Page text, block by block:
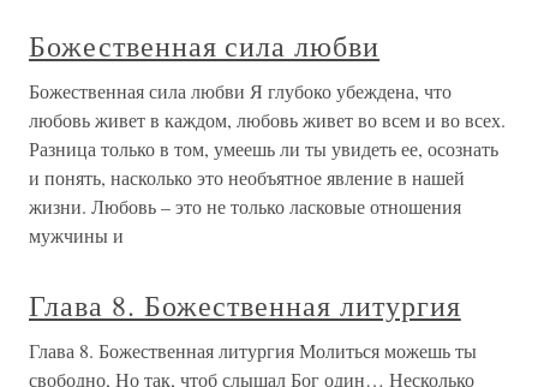
Божественная сила любви
Божественная сила любви Я глубоко убеждена, что
любовь живет в каждом, любовь живет во всем и во всех.
Разница только в том, умеешь ли ты увидеть ее, осознать
и понять, насколько это необъятное явление в нашей
жизни. Любовь – это не только ласковые отношения
мужчины и
Глава 8. Божественная литургия
Глава 8. Божественная литургия Молиться можешь ты
свободно, Но так, чтоб слышал Бог один… Несколько